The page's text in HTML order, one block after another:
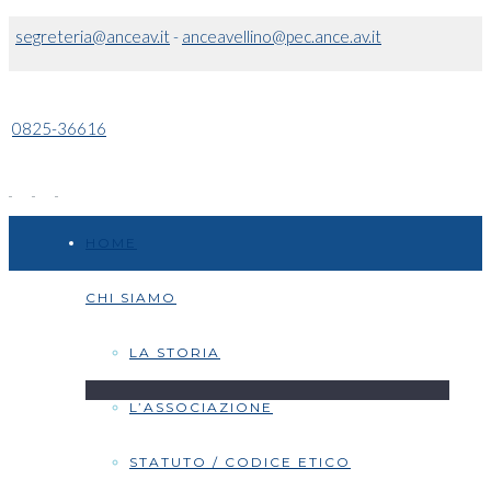
segreteria@anceav.it- anceavellino@pec.ance.av.it
0825-36616
CHI SIAMO
LA STORIA
L’ASSOCIAZIONE
STATUTO / CODICE ETICO